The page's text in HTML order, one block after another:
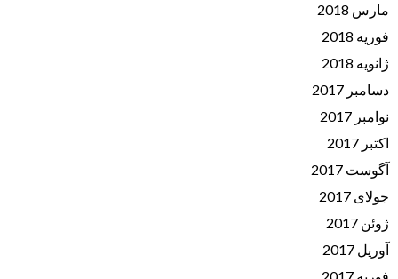
مارس 2018
فوریه 2018
ژانویه 2018
دسامبر 2017
نوامبر 2017
اکتبر 2017
آگوست 2017
جولای 2017
ژوئن 2017
آوریل 2017